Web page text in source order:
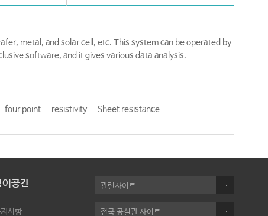
metal, and solar cell, etc. This system can be operated by
software, and it gives various data analysis.
four point resistivity
Sheet resistance
여공간
사항
관련사이트
전국 공실관 사이트